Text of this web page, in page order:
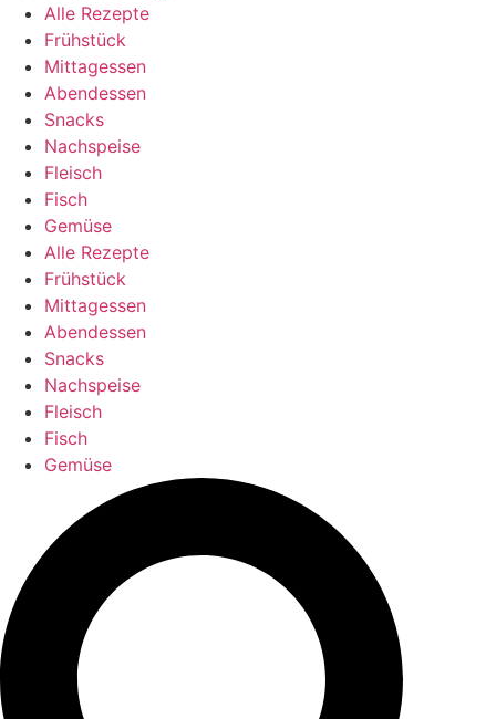
Alle Rezepte
Frühstück
Mittagessen
Abendessen
Snacks
Nachspeise
Fleisch
Fisch
Gemüse
Alle Rezepte
Frühstück
Mittagessen
Abendessen
Snacks
Nachspeise
Fleisch
Fisch
Gemüse